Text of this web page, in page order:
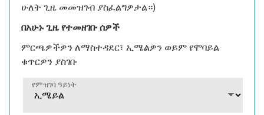
ሁለት ጊዜ መመዝገብ ያስፈልግዎታል።)
በአሁኑ ጊዜ የተመዘገቡ ሰዎች
ምርጫዎችዎን ለማስተዳደር፣ ኢሜልዎን ወይም የሞባይል
ቁጥርዎን ያስገቡ
የምዝገባ ዓይነት